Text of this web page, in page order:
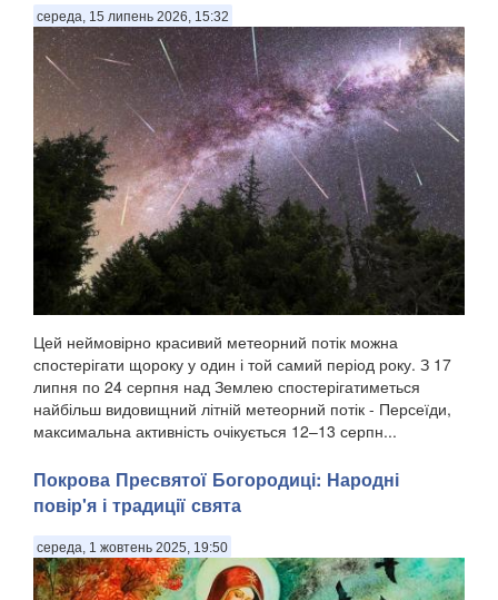
середа, 15 липень 2026, 15:32
Цей неймовірно красивий метеорний потік можна
спостерігати щороку у один і той самий період року. З 17
липня по 24 серпня над Землею спостерігатиметься
найбільш видовищний літній метеорний потік - Персеїди,
максимальна активність очікується 12–13 серпн...
Покрова Пресвятої Богородиці: Народні
повір'я і традиції свята
середа, 1 жовтень 2025, 19:50